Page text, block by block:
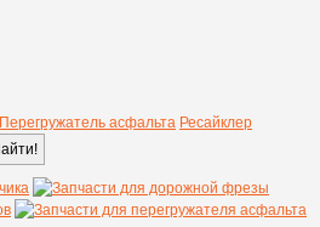
Перегружатель асфальта Ресайклер